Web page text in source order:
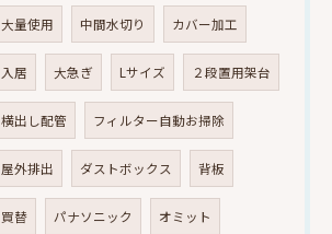
大量使用 中間水切り カバー加工
入居 大急ぎ Lサイズ ２段置用架台
横出し配管 フィルター自動お掃除
屋外排出 ダストボックス 背板
買替 パナソニック オミット